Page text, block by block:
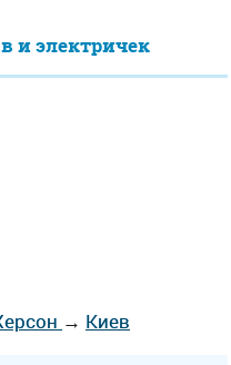
и электричек
→ Киев